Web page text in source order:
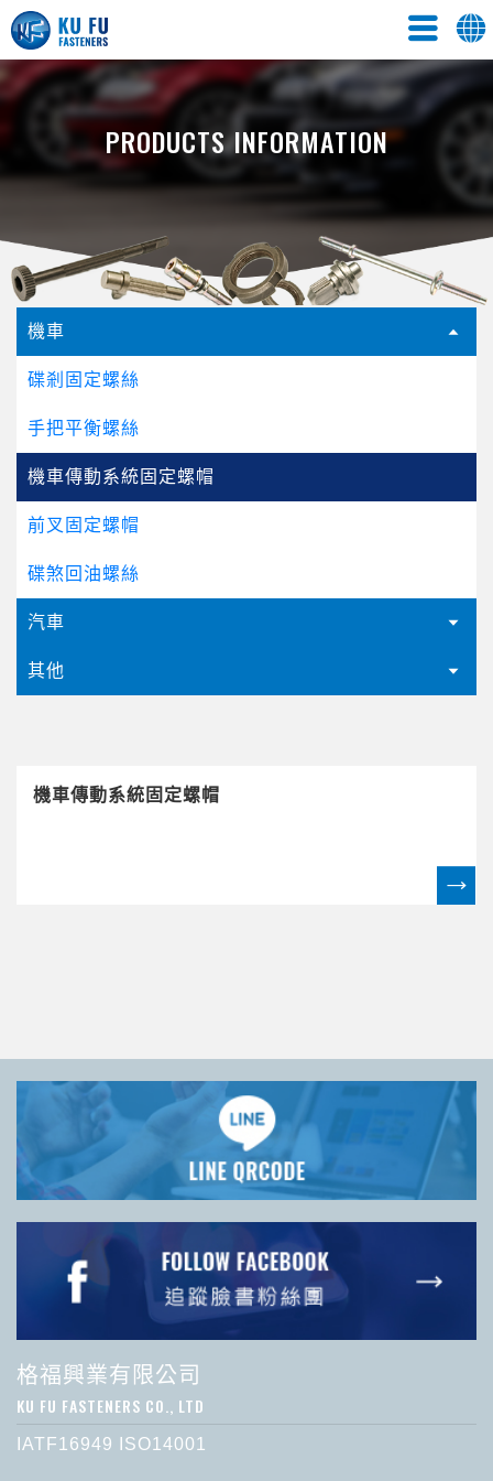
PRODUCTS INFORMATION
機車
碟剎固定螺絲
手把平衡螺絲
機車傳動系統固定螺帽
前叉固定螺帽
碟煞回油螺絲
汽車
其他
機車傳動系統固定螺帽
格福興業有限公司
KU FU FASTENERS CO., LTD
IATF16949 ISO14001